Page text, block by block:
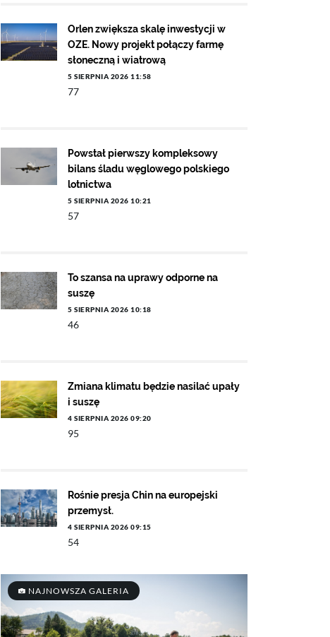
Orlen zwiększa skalę inwestycji w
OZE. Nowy projekt połączy farmę
słoneczną i wiatrową
5 SIERPNIA 2026 11:58
77
Powstał pierwszy kompleksowy
bilans śladu węglowego polskiego
lotnictwa
5 SIERPNIA 2026 10:21
57
To szansa na uprawy odporne na
suszę
5 SIERPNIA 2026 10:18
46
Zmiana klimatu będzie nasilać upały
i suszę
4 SIERPNIA 2026 09:20
95
Rośnie presja Chin na europejski
przemysł.
4 SIERPNIA 2026 09:15
54
NAJNOWSZA GALERIA